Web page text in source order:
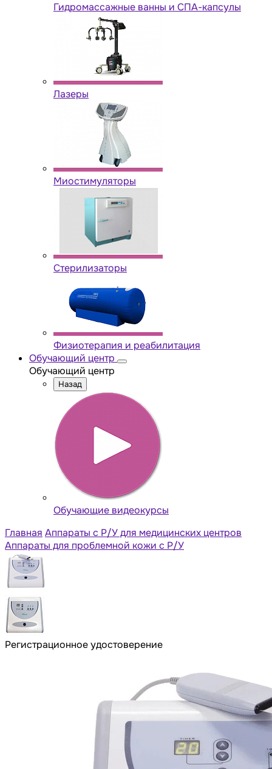
Гидромассажные ванны и СПА-капсулы
Лазеры
Миостимуляторы
Стерилизаторы
Физиотерапия и реабилитация
Обучающий центр
Обучающий центр
Назад
Обучающие видеокурсы
Главная Аппараты с Р/У для медицинских центров
Аппараты для проблемной кожи с Р/У
Регистрационное удостоверение